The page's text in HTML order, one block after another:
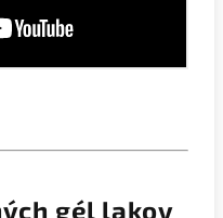
gél lakov